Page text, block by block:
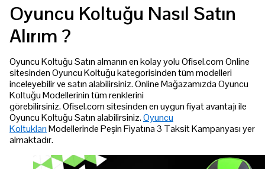
Oyuncu Koltuğu Nasıl Satın
Alırım ?
Oyuncu Koltuğu Satın almanın en kolay yolu Ofisel.com Online
sitesinden Oyuncu Koltuğu kategorisinden tüm modelleri
inceleyebilir ve satın alabilirsiniz. Online Mağazamızda Oyuncu
Koltuğu Modellerinin tüm renklerini
görebilirsiniz. Ofisel.com sitesinden en uygun fiyat avantajı ile
Oyuncu Koltuğu Satın alabilirsiniz.Oyuncu
KoltuklarıModellerinde Peşin Fiyatına 3 Taksit Kampanyası yer
almaktadır.